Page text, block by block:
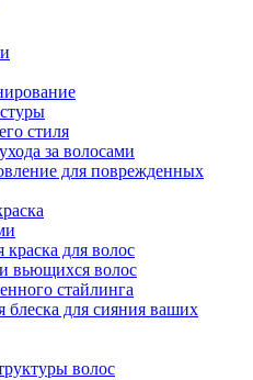
стиля
за волосами
для поврежденных
для волос
вьющихся волос
стайлинга
блеска для сияния ваших
волос